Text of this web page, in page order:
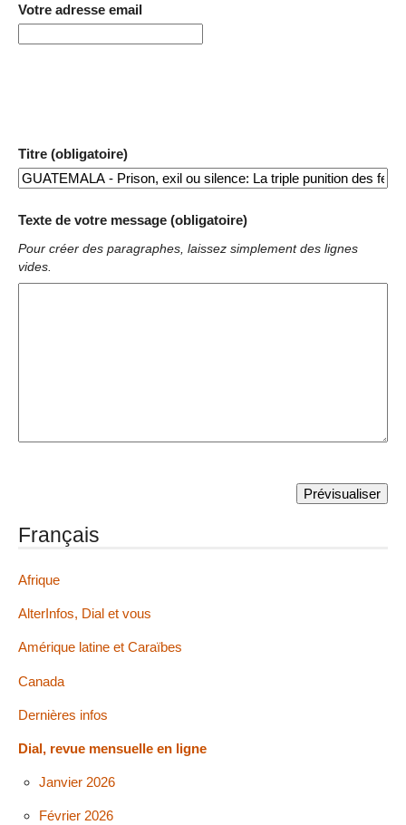
Votre adresse email
Titre (obligatoire)
Texte de votre message (obligatoire)
Pour créer des paragraphes, laissez simplement des lignes
vides.
Français
Afrique
AlterInfos, Dial et vous
Amérique latine et Caraïbes
Canada
Dernières infos
Dial, revue mensuelle en ligne
Janvier 2026
Février 2026